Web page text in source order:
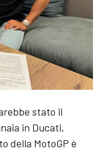
stato il
in Ducati,
della MotoGP è